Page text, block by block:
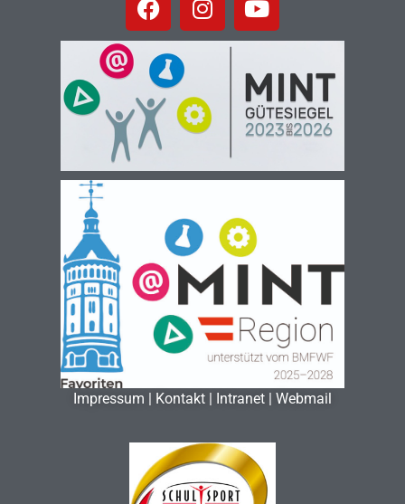
Impressum | Kontakt | Intranet | Webmail